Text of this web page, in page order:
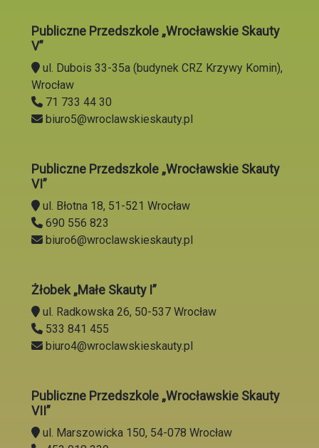
Publiczne Przedszkole „Wrocławskie Skauty
V”
ul. Dubois 33-35a (budynek CRZ Krzywy Komin),
Wrocław
71 733 44 30
biuro5@wroclawskieskauty.pl
Publiczne Przedszkole „Wrocławskie Skauty
VI”
ul. Błotna 18, 51-521 Wrocław
690 556 823
biuro6@wroclawskieskauty.pl
Żłobek „Małe Skauty I”
ul. Radkowska 26, 50-537 Wrocław
533 841 455
biuro4@wroclawskieskauty.pl
Publiczne Przedszkole „Wrocławskie Skauty
VII”
ul. Marszowicka 150, 54-078 Wrocław